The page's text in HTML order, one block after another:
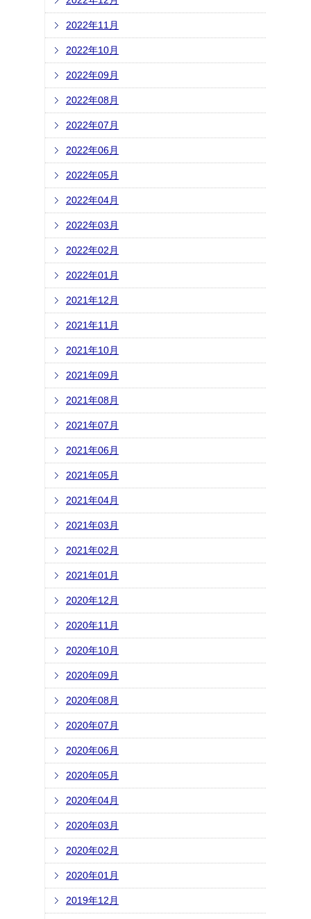
2022年11月
2022年10月
2022年09月
2022年08月
2022年07月
2022年06月
2022年05月
2022年04月
2022年03月
2022年02月
2022年01月
2021年12月
2021年11月
2021年10月
2021年09月
2021年08月
2021年07月
2021年06月
2021年05月
2021年04月
2021年03月
2021年02月
2021年01月
2020年12月
2020年11月
2020年10月
2020年09月
2020年08月
2020年07月
2020年06月
2020年05月
2020年04月
2020年03月
2020年02月
2020年01月
2019年12月